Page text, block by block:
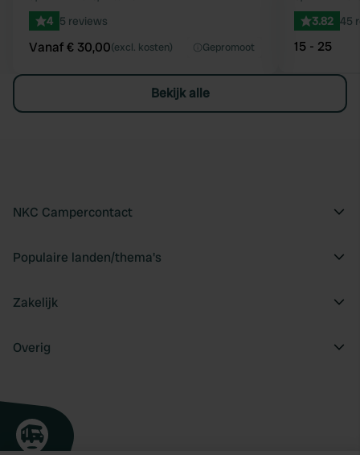
4 5 reviews
Vanaf € 30,00(excl. kosten) Gepromoot
3.82 45
15 - 25
Bekijk alle
NKC Campercontact
Populaire landen/thema's
Zakelijk
Overig